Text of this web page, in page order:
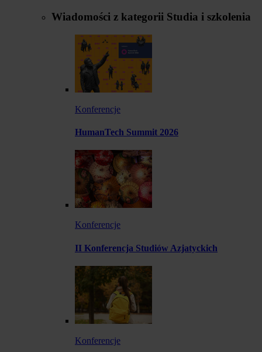
Wiadomości z kategorii Studia i szkolenia
Konferencje
HumanTech Summit 2026
Konferencje
II Konferencja Studiów Azjatyckich
Konferencje